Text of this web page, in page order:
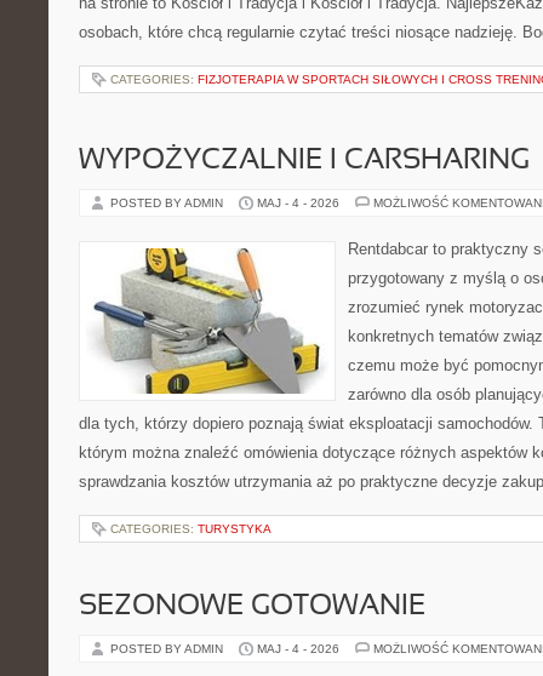
osobach, które chcą regularnie czytać treści niosące nadzieję.
CATEGORIES: FIZJOTERAPIA W SPORTACH SIŁOWYCH I CROSS
WYPOŻYCZALNIE I CARSHARING
POSTED BY ADMIN MAJ - 4 - 2026 MOŻLIWOŚĆ
Rentdabcar to praktyczny
przygotowany z myślą o
zrozumieć rynek
konkretnych tematów
czemu może być
zarówno dla osób
dla tych, którzy dopiero poznają świat eksploatacji samochodów.
którym można znaleźć omówienia dotyczące różnych aspektów
sprawdzania kosztów utrzymania aż po praktyczne decyzje
CATEGORIES: TURYSTYKA
SEZONOWE GOTOWANIE
POSTED BY ADMIN MAJ - 4 - 2026 MOŻLIWOŚĆ